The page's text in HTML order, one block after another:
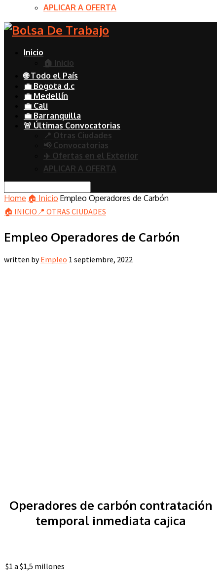
APLICAR A OFERTA
Inicio
🏠 Inicio
🌐 Todo el País
💼 Bogota d.c
💼 Medellín
💼 Cali
💼 Barranquilla
🚨 Últimas Convocatorias
📍 Otras Ciudades
📢 Convocatorias
✈️ Ofertas en el Exterior
APLICAR A OFERTA
Home 🏠 Inicio Empleo Operadores de Carbón
🏠 INICIO 📍 OTRAS CIUDADES
Empleo Operadores de Carbón
written byEmpleo 1 septiembre, 2022
Operadores de carbón contratación
temporal inmediata cajica
$1 a $1,5 millones